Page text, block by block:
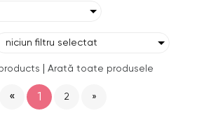
niciun filtru selectat
Arată toate produsele
« 1 2 »